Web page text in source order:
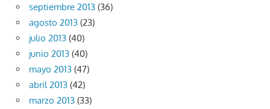
septiembre 2013 (36)
agosto 2013 (23)
julio 2013 (40)
junio 2013 (40)
mayo 2013 (47)
abril 2013 (42)
marzo 2013 (33)